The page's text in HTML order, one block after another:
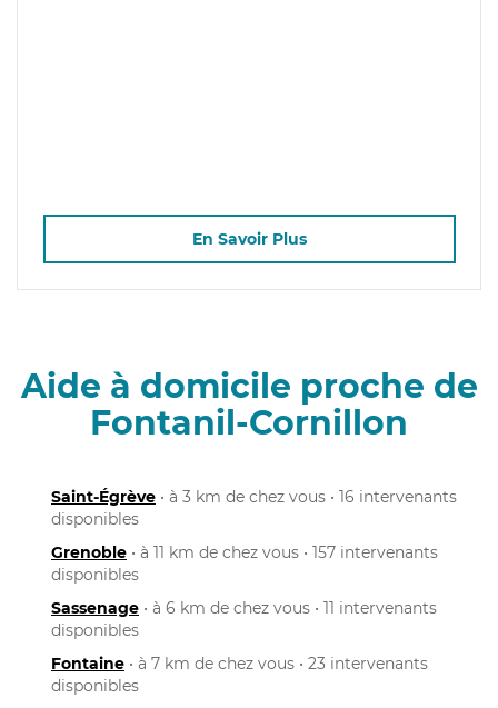
En Savoir Plus
Aide à domicile proche de
Fontanil-Cornillon
Saint-Égrève • à 3 km de chez vous • 16 intervenants
disponibles
Grenoble • à 11 km de chez vous • 157 intervenants
disponibles
Sassenage • à 6 km de chez vous • 11 intervenants
disponibles
Fontaine • à 7 km de chez vous • 23 intervenants
disponibles